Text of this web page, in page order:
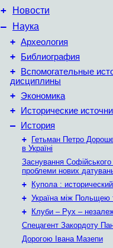
+ Новости
–
Наука
+ Археология
+ Библиография
+
Вспомогательные
дисциплины
+ Экономика
+ Исторические
– История
+
Гетьман Петро
в Україні
Заснування
проблеми нових
+
Купола :
+ Україна між Польщею
+
Клуби – Рух –
Спецагент Закордоту
Дорогою Івана Мазепи